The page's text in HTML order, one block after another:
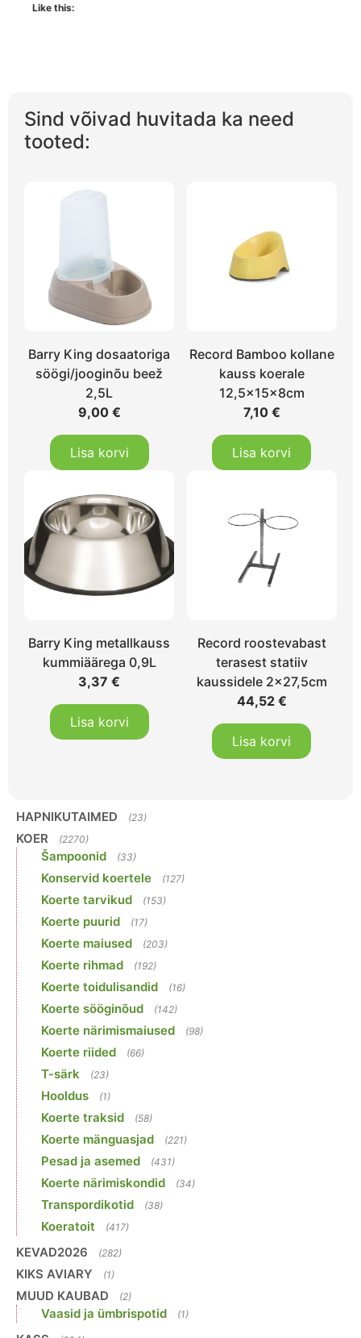
Like this:
Sind võivad huvitada ka need
tooted:
Barry King dosaatoriga
söögi/jooginõu beež
2,5L
9,00 €
Lisa korvi
Record Bamboo kollane
kauss koerale
12,5x15x8cm
7,10 €
Lisa korvi
Barry King metallkauss
kummiäärega 0,9L
3,37€
Lisa korvi
Record roostevabast
terasest statiiv
kaussidele 2×27,5cm
44,52 €
Lisa korvi
HAPNIKUTAIMED (23)
KOER (2270)
Šampoonid (33)
Konservid koertele (127)
Koerte tarvikud (153)
Koerte puurid (17)
Koerte maiused (203)
Koerte rihmad (192)
Koerte toidulisandid (16)
Koerte sööginõud (142)
Koerte närimismaiused (98)
Koerte riided (66)
T-särk (23)
Hooldus (1)
Koerte traksid (58)
Koerte mänguasjad (221)
Pesad ja asemed (431)
Koerte närimiskondid (34)
Transpordikotid (38)
Koeratoit (417)
KEVAD2026 (282)
KIKS AVIARY (1)
MUUD KAUBAD (2)
Vaasid ja ümbrispotid (1)